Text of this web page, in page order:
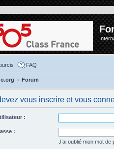
FAQ
Forum
vous inscrire et vous
:
:
J’ai oublié mon mot de